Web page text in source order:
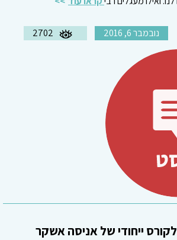
נובמבר 6, 2016 2702
ייחודי של אניסה אשקר